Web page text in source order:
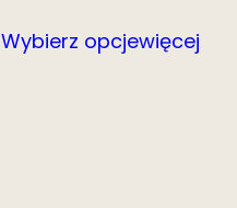
Wybierz opcjewięcej